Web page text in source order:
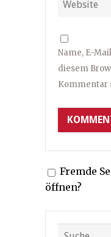
Name, E-
diesem
Kommentar
Fremde
öffnen?